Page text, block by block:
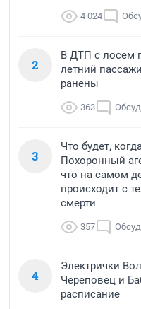
4 024
2
В ДТП с лосем
летний
ранены
363
3
Что будет,
Похоронный
что на самом
происходит с
смерти
357
4
Электрички
Череповец и
расписание